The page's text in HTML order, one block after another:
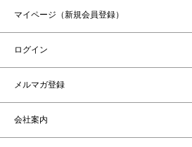
マイページ（新規会員登録）
ログイン
メルマガ登録
会社案内